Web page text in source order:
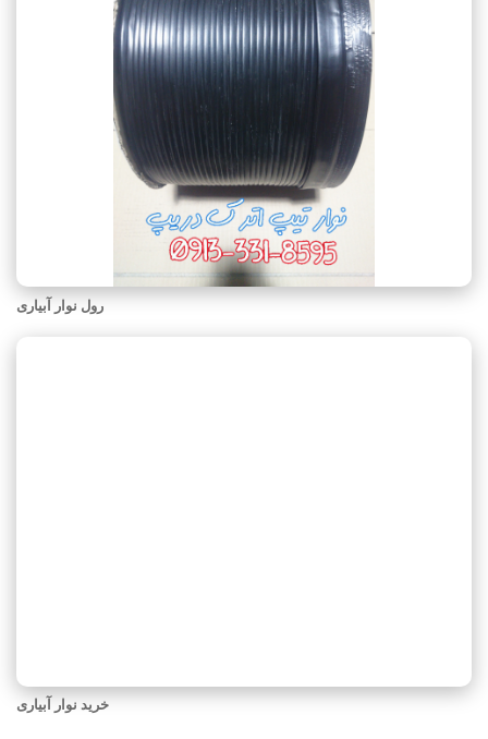
رول نوار آبیاری
خرید نوار آبیاری